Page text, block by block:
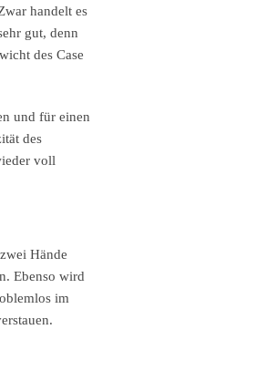
handelt es
gut, denn
des Case
und für einen
des
voll
Hände
Ebenso wird
im